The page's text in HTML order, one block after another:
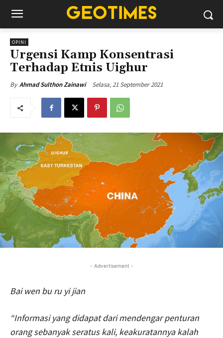
OPINI
Urgensi Kamp Konsentrasi
Terhadap Etnis Uighur
By Ahmad Sulthon Zainawi Selasa, 21 September 2021
- Advertisement -
Bai wen bu ru yi jian
“Informasi yang didapat dari mendengar penturan
orang sebanyak seratus kali, keakuratannya kalah